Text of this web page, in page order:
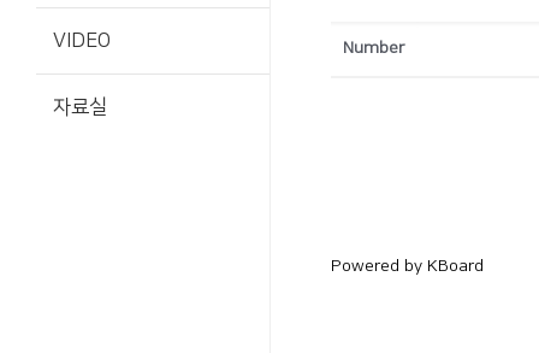
VIDEO
자료실
Number
Powered by KBoard